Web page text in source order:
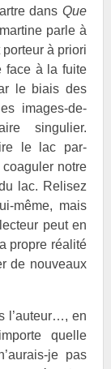
dans Que
parle à
à priori
face à la fuite
le biais des
images-de-
singulier.
le lac par-
notre
lac. Relisez
même, mais
peut en
propre réalité
de nouveaux
l’auteur…, en
quelle
je pas